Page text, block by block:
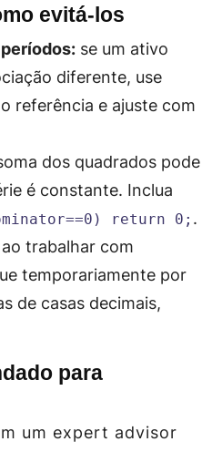
evitá‑los
se um ativo
diferente, use
referência e ajuste com
dos quadrados pode
é constante. Inclua
return 0; .
ao trabalhar com
temporariamente por
de casas decimais,
para
um expert advisor